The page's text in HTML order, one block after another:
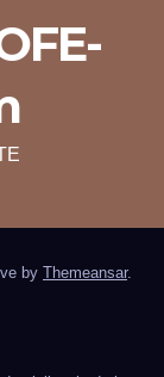
by Themeansar.